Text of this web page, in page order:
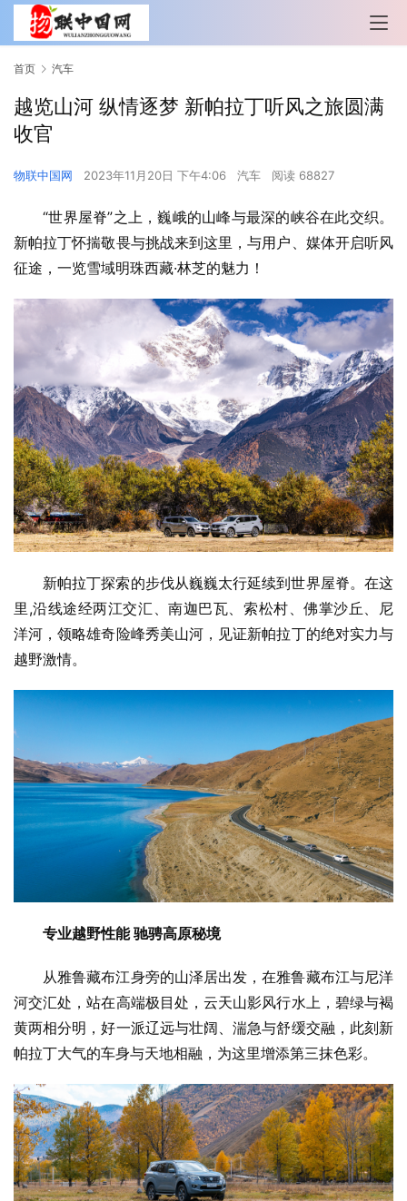
首页 汽车
越览山河 纵情逐梦 新帕拉丁听风之旅圆满
收官
物联中国网 2023年11月20日 下午4:06 汽车 阅读 68827
“世界屋脊”之上，巍峨的山峰与最深的峡谷在此交织。
新帕拉丁怀揣敬畏与挑战来到这里，与用户、媒体开启听风
征途，一览雪域明珠西藏·林芝的魅力！
新帕拉丁探索的步伐从巍巍太行延续到世界屋脊。在这
里,沿线途经两江交汇、南迦巴瓦、索松村、佛掌沙丘、尼
洋河，领略雄奇险峰秀美山河，见证新帕拉丁的绝对实力与
越野激情。
专业越野性能 驰骋高原秘境
从雅鲁藏布江身旁的山泽居出发，在雅鲁藏布江与尼洋
河交汇处，站在高端极目处，云天山影风行水上，碧绿与褐
黄两相分明，好一派辽远与壮阔、湍急与舒缓交融，此刻新
帕拉丁大气的车身与天地相融，为这里增添第三抹色彩。